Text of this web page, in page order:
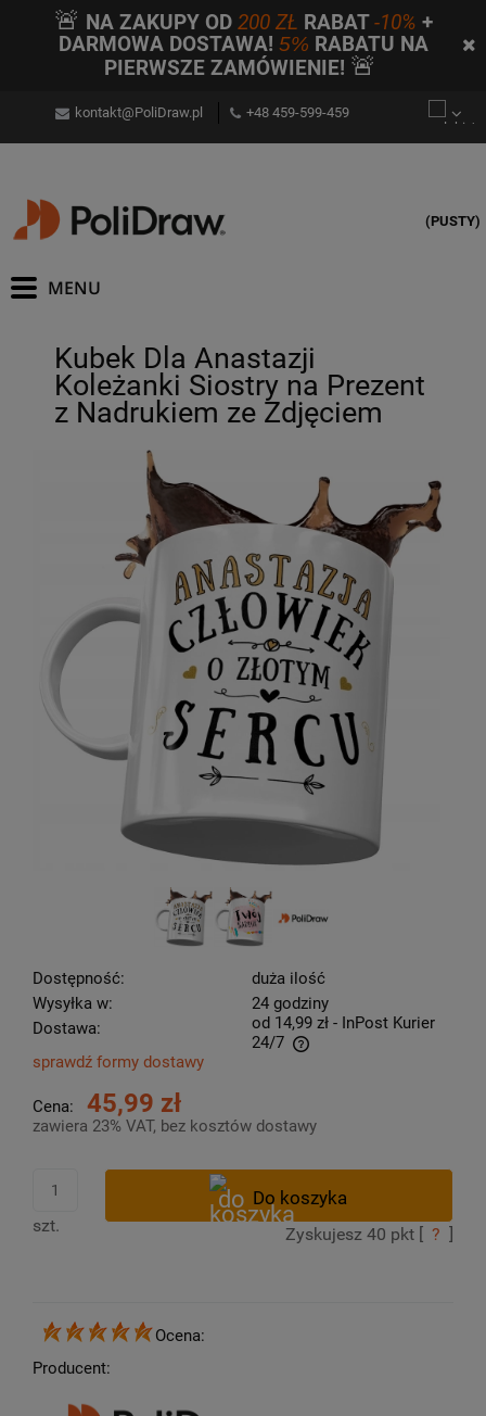
🚨 NA ZAKUPY OD200 ZŁ RABAT-10% +
DARMOWA DOSTAWA! 5% RABATU NA
PIERWSZE ZAMÓWIENIE! 🚨
kontakt@PoliDraw.pl +48 459-599-459
(PUSTY)
Kubek Dla Anastazji
Koleżanki Siostry na Prezent
z Nadrukiem ze Zdjęciem
Dostępność:
duża ilość
Wysyłka w:
24 godziny
Dostawa:
od 14,99 zł - InPost Kurier
24/7
Cena nie zawiera ewentualnych kosztów płatności
sprawdź formy dostawy
Cena: 45,99 zł
zawiera 23% VAT, bez kosztów dostawy
szt. Zyskujesz 40 pkt [ ? ]
Ocena:
Producent: